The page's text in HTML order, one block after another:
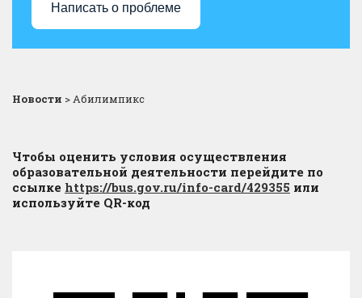
Написать о проблеме
Новости >Абилимпикс
Чтобы оценить условия осуществления
образовательной деятельности перейдите по
ссылке https://bus.gov.ru/info-card/429355 или
используйте QR-код